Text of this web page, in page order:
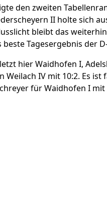
den zweiten
II holte sich
bleibt das
Tagesergebnis der
hier Waidhofen I,
IV mit 10:2. Es ist
für Waidhofen I mit